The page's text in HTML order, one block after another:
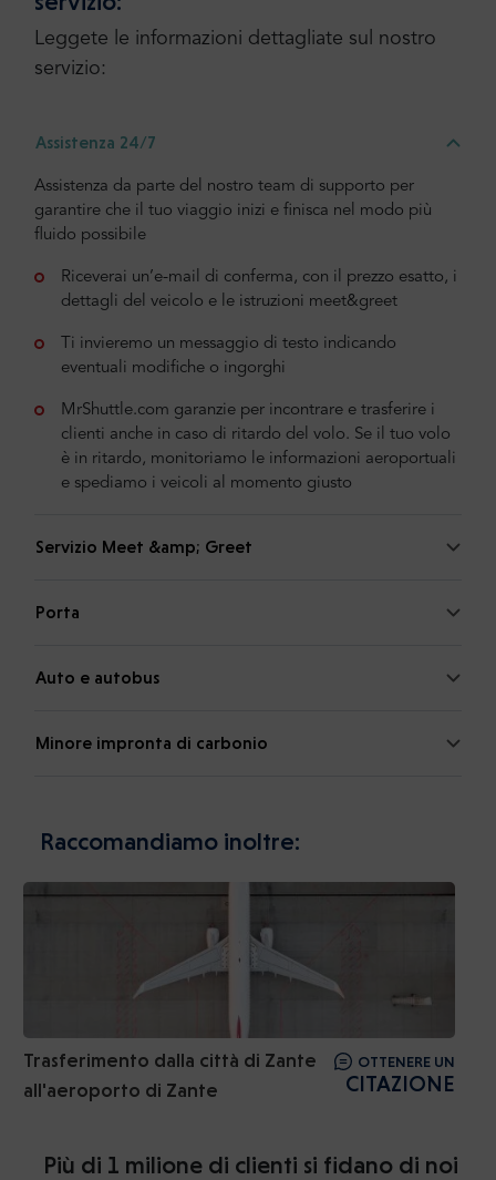
Leggete le informazioni dettagliate sul nostro
servizio:
Assistenza 24/7
Assistenza da parte del nostro team di supporto per
garantire che il tuo viaggio inizi e finisca nel modo più
fluido possibile
Riceverai un’e-mail di conferma, con il prezzo esatto, i
dettagli del veicolo e le istruzioni meet&greet
Ti invieremo un messaggio di testo indicando
eventuali modifiche o ingorghi
MrShuttle.com garanzie per incontrare e trasferire i
clienti anche in caso di ritardo del volo. Se il tuo volo
è in ritardo, monitoriamo le informazioni aeroportuali
e spediamo i veicoli al momento giusto
Servizio Meet &amp; Greet
Porta
Auto e autobus
Minore impronta di carbonio
Raccomandiamo inoltre:
Trasferimento dalla città di Zante
all'aeroporto di Zante
OTTENERE UN
CITAZIONE
Più di 1 milione di clienti si fidano di noi